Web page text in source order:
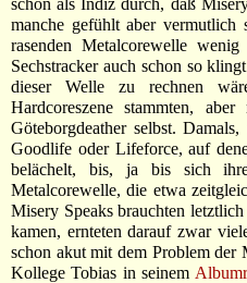
schon als Indiz durch, daß
manche gefühlt aber
rasenden Metalcorewelle
Sechstracker auch schon so
dieser Welle zu rechnen
Hardcoreszene stammten,
Göteborgdeather selbst.
Goodlife oder Lifeforce, auf
belächelt, bis, ja bis sich ihre
Metalcorewelle, die etwa
Misery Speaks brauchten
kamen, ernteten darauf zwar
schon akut mit dem Problem der
Kollege Tobias in seinem